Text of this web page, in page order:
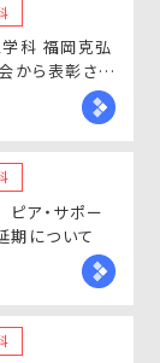
科 福岡克弘
から表彰され
ア・サポー
期について